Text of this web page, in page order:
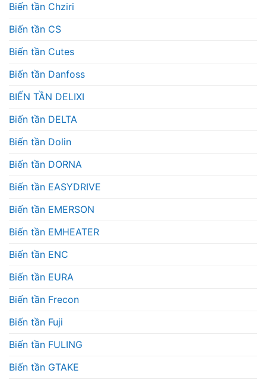
Biến tần Chziri
Biến tần CS
Biến tần Cutes
Biến tần Danfoss
BIẾN TẦN DELIXI
Biến tần DELTA
Biến tần Dolin
Biến tần DORNA
Biến tần EASYDRIVE
Biến tần EMERSON
Biến tần EMHEATER
Biến tần ENC
Biến tần EURA
Biến tần Frecon
Biến tần Fuji
Biến tần FULING
Biến tần GTAKE